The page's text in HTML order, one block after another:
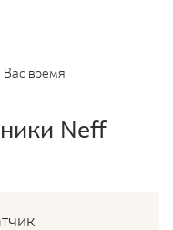
Вас время
Neff